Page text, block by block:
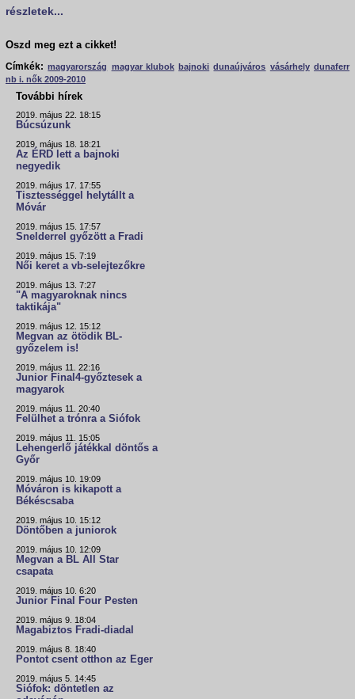
részletek...
Oszd meg ezt a cikket!
Címkék: magyarország magyar klubok bajnoki dunaújváros vásárhely dunaferr
nb i. nők 2009-2010
További hírek
2019. május 22. 18:15
Búcsúzunk
2019. május 18. 18:21
Az ÉRD lett a bajnoki
negyedik
2019. május 17. 17:55
Tisztességgel helytállt a
Móvár
2019. május 15. 17:57
Snelderrel győzött a Fradi
2019. május 15. 7:19
Női keret a vb-selejtezőkre
2019. május 13. 7:27
"A magyaroknak nincs
taktikája"
2019. május 12. 15:12
Megvan az ötödik BL-
győzelem is!
2019. május 11. 22:16
Junior Final4-győztesek a
magyarok
2019. május 11. 20:40
Felülhet a trónra a Siófok
2019. május 11. 15:05
Lehengerlő játékkal döntős a
Győr
2019. május 10. 19:09
Móváron is kikapott a
Békéscsaba
2019. május 10. 15:12
Döntőben a juniorok
2019. május 10. 12:09
Megvan a BL All Star
csapata
2019. május 10. 6:20
Junior Final Four Pesten
2019. május 9. 18:04
Magabiztos Fradi-diadal
2019. május 8. 18:40
Pontot csent otthon az Eger
2019. május 5. 14:45
Siófok: döntetlen az